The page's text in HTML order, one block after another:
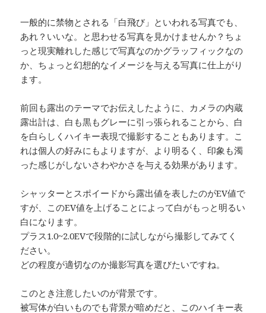
一般的に禁物とされる「白飛び」といわれる写真でも、
あれ？いいな。と思わせる写真を見かけませんか？ちょ
っと現実離れした感じで写真なのかグラッフィックなの
か、ちょっと幻想的なイメージを与える写真に仕上がり
ます。
前回も露出のテーマでお伝えしたように、カメラの内蔵
露出計は、白も黒もグレーに引っ張られることから、白
を白らしくハイキー表現で撮影することもあります。こ
れは個人の好みにもよりますが、より明るく、印象も濁
った感じがしないさわやかさを与える効果があります。
シャッターとスポイードから露出値を表したのがEV値で
すが、このEV値を上げることによって白がもっと明るい
白になります。
プラス1.0~2.0EVで段階的に試しながら撮影してみてく
ださい。
どの程度が適切なのか撮影写真を選びたいですね。
このとき注意したいのが背景です。
被写体が白いものでも背景が暗めだと、このハイキー表